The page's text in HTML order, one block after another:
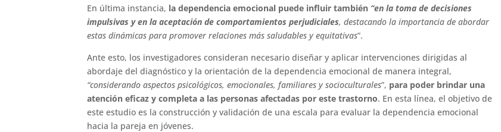
En última instancia, la dependencia emocional puede influir también “en la toma de decisiones
impulsivas y en la aceptación de comportamientos perjudiciales, destacando la importancia de abordar
estas dinámicas para promover relaciones más saludables y equitativas”.
Ante esto, los investigadores consideran necesario diseñar y aplicar intervenciones dirigidas al
abordaje del diagnóstico y la orientación de la dependencia emocional de manera integral,
“considerando aspectos psicológicos, emocionales, familiares y socioculturales”, para poder brindar una
atención eficaz y completa a las personas afectadas por este trastorno. En esta línea, el objetivo de
este estudio es la construcción y validación de una escala para evaluar la dependencia emocional
hacia la pareja en jóvenes.